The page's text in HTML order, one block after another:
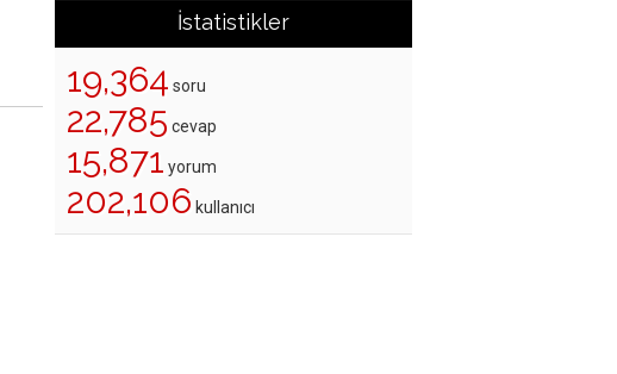
İstatistikler
19,364 soru
22,785 cevap
15,871 yorum
202,106 kullanıcı